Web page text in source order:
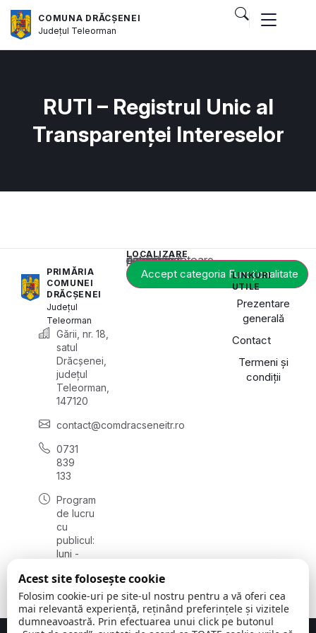
COMUNA DRĂCȘENEI
Județul Teleorman
RUTI – Registrul Unic al
Transparenței Intereselor
PRIMĂRIA
COMUNEI
DRĂCȘENEI
Județul
Teleorman
Gării, nr. 18,
satul
Drăcșenei,
județul
Teleorman,
147120
contact@comdracseneitr.ro
0731
839
133
Program
de lucru
cu
publicul:
luni -
08:00 -
16:00
LOCALIZARE
Acest conținut este blocat până când acceptați categoria corespunzătoare de cookie-uri.
Accept categoria Funcționalitate
LINKURI
UTILE
Prezentare
generală
Contact
Termeni și
condiții
Acest site folosește cookie
Folosim cookie-uri pe site-ul nostru pentru a vă oferi cea
mai relevantă experiență, reținând preferințele și vizitele
dumneavoastră. Prin efectuarea unui click pe butonul